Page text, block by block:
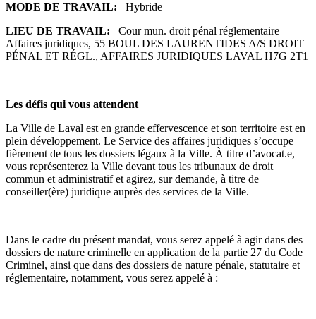
MODE DE TRAVAIL: Hybride
LIEU DE TRAVAIL: Cour mun. droit pénal réglementaire
Affaires juridiques, 55 BOUL DES LAURENTIDES A/S DROIT
PÉNAL ET RÉGL., AFFAIRES JURIDIQUES LAVAL H7G 2T1
Les défis qui vous attendent
La Ville de Laval est en grande effervescence et son territoire est en
plein développement. Le Service des affaires juridiques s’occupe
fièrement de tous les dossiers légaux à la Ville. À titre d’avocat.e,
vous représenterez la Ville devant tous les tribunaux de droit
commun et administratif et agirez, sur demande, à titre de
conseiller(ère) juridique auprès des services de la Ville.
Dans le cadre du présent mandat, vous serez appelé à agir dans des
dossiers de nature criminelle en application de la partie 27 du Code
Criminel, ainsi que dans des dossiers de nature pénale, statutaire et
réglementaire, notamment, vous serez appelé à :